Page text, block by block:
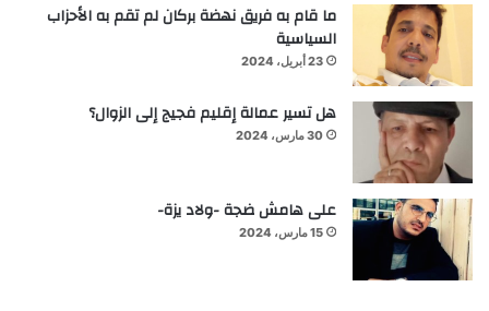
ما قام به فريق نهضة بركان لم تقم به الأحزاب
السياسية
23 أبريل، 2024
هل تسير عمالة إقليم فجيج إلى الزوال؟
30 مارس، 2024
على هامش ضجة -ولاد يزة-
15 مارس، 2024